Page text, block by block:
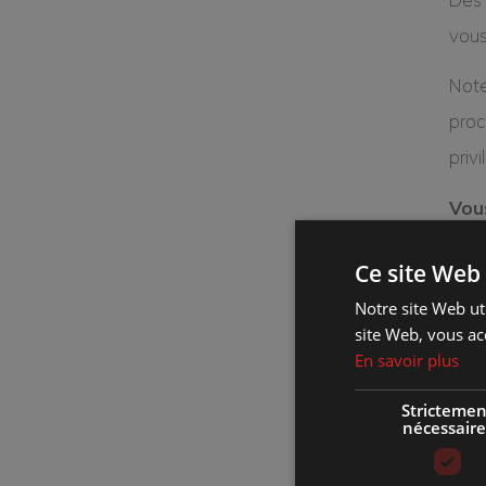
1er
–
Ce site
Notre site Web
site Web, vous
En savoir plus